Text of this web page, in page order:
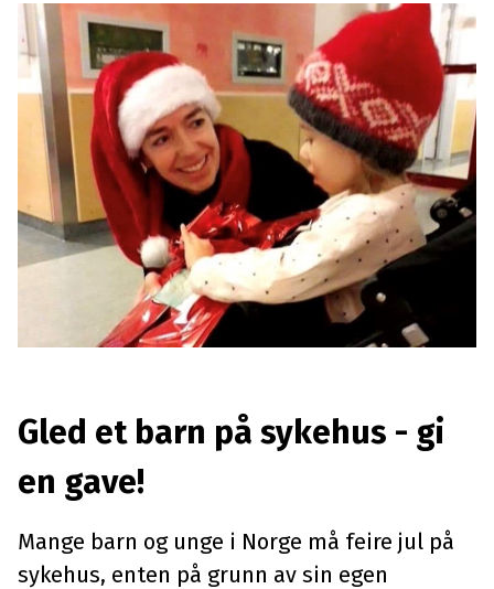
Gled et barn på sykehus - gi
en gave!
Mange barn og unge i Norge må feire jul på
sykehus, enten på grunn av sin egen